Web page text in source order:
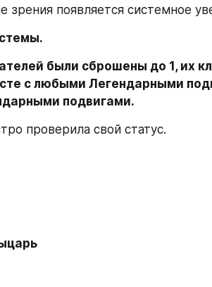
зрения появляется системное
были сброшены до 1, их
с любыми Легендарными
подвигами.
проверила свой статус.